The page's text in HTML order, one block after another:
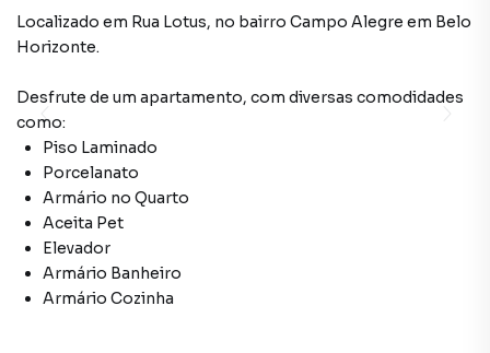
Localizado em Rua Lotus, no bairro Campo Alegre em Belo
Horizonte.
Desfrute de um apartamento, com diversas comodidades
como:
Piso Laminado
Porcelanato
Armário no Quarto
Aceita Pet
Elevador
Armário Banheiro
Armário Cozinha